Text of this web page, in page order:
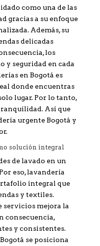
como una de las
gracias a su enfoque
Además, su
delicadas
los
y seguridad en cada
en Bogotá es
donde encuentras
lugar. Por lo tanto,
Así que
urgente Bogotá y
solución integral
de lavado en un
eso, lavandería
integral que
y textiles.
servicios mejora la
consecuencia,
y consistentes.
se posiciona